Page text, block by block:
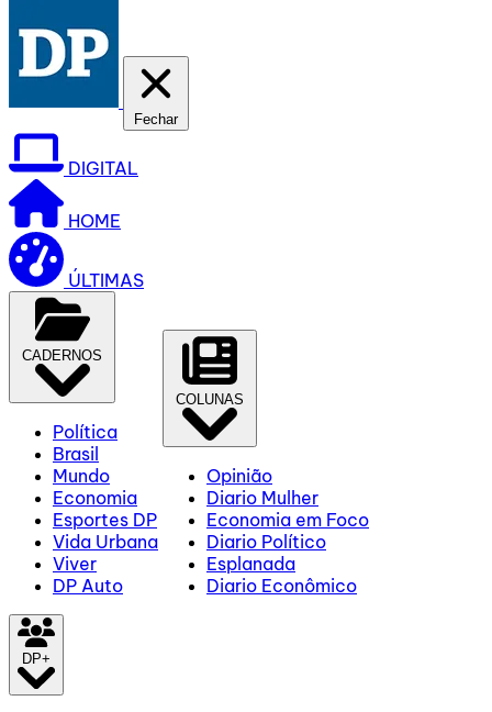
Fechar
DIGITAL
HOME
ÚLTIMAS
CADERNOS
Política
Brasil
Mundo
Economia
Esportes DP
Vida Urbana
Viver
DP Auto
COLUNAS
Opinião
Diario Mulher
Economia em Foco
Diario Político
Esplanada
Diario Econômico
DP+